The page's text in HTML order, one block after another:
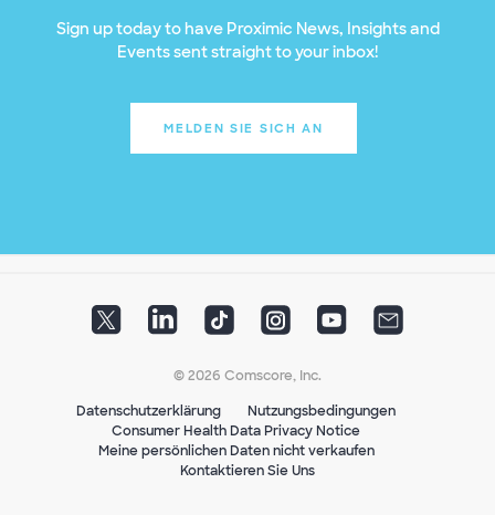
Sign up today to have Proximic News, Insights and
Events sent straight to your inbox!
MELDEN SIE SICH AN
© 2026 Comscore, Inc.
Datenschutzerklärung
Nutzungsbedingungen
Consumer Health Data Privacy Notice
Meine persönlichen Daten nicht verkaufen
Kontaktieren Sie Uns